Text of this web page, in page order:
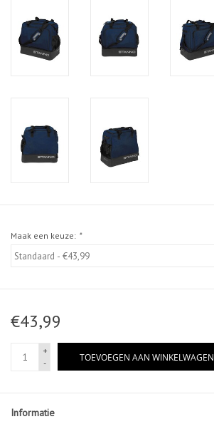
Maak een keuze: *
€43,99
+
-
TOEVOEGEN AAN WINKELWAGEN
Informatie